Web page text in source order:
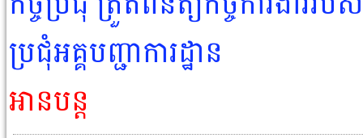
ប្រជុំអគ្គបញ្ជាការដ្ឋាន
អានបន្ត